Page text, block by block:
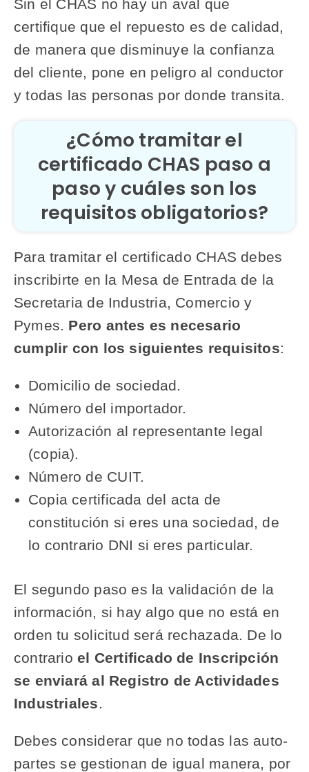
Sin el CHAS no hay un aval que
certifique que el repuesto es de calidad,
de manera que disminuye la confianza
del cliente, pone en peligro al conductor
y todas las personas por donde transita.
¿Cómo tramitar el
certificado CHAS paso a
paso y cuáles son los
requisitos obligatorios?
Para tramitar el certificado CHAS debes
inscribirte en la Mesa de Entrada de la
Secretaria de Industria, Comercio y
Pymes. Pero antes es necesario
cumplir con los siguientes requisitos:
Domicilio de sociedad.
Número del importador.
Autorización al representante legal
(copia).
Número de CUIT.
Copia certificada del acta de
constitución si eres una sociedad, de
lo contrario DNI si eres particular.
El segundo paso es la validación de la
información, si hay algo que no está en
orden tu solicitud será rechazada. De lo
contrarioel Certificado de Inscripción
se enviará al Registro de Actividades
Industriales.
Debes considerar que no todas las auto-
partes se gestionan de igual manera, por